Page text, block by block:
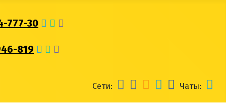
777-30
819
Сети: Чаты: